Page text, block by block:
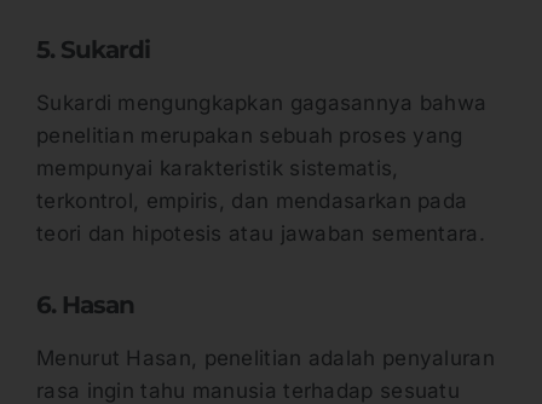
5. Sukardi
Sukardi mengungkapkan gagasannya bahwa
penelitian merupakan sebuah proses yang
mempunyai karakteristik sistematis,
terkontrol, empiris, dan mendasarkan pada
teori dan hipotesis atau jawaban sementara.
6. Hasan
Menurut Hasan, penelitian adalah penyaluran
rasa ingin tahu manusia terhadap sesuatu